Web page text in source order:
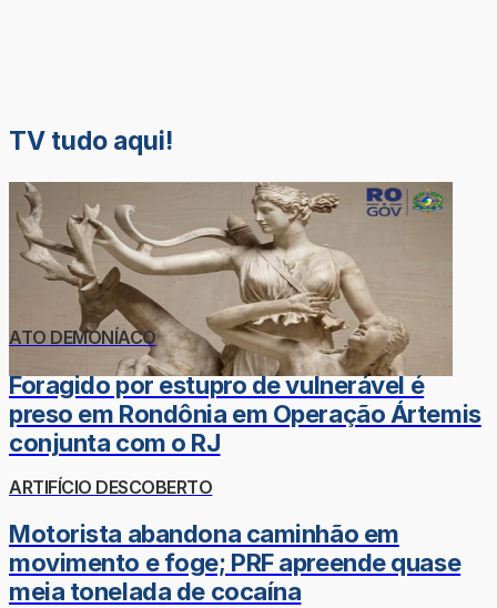
TV tudo aqui!
ATO DEMONÍACO
Foragido por estupro de vulnerável é
preso em Rondônia em Operação Ártemis
conjunta com o RJ
ARTIFÍCIO DESCOBERTO
Motorista abandona caminhão em
movimento e foge; PRF apreende quase
meia tonelada de cocaína